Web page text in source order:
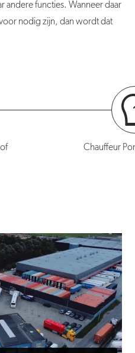
andere functies. Wanneer daar
nodig zijn, dan wordt dat
Chauffeur